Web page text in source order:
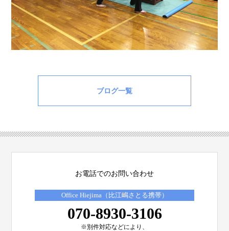
ブログ一覧
お電話でのお問い合わせ
Office Hiejima（比江嶋さとる携帯）
070-8930-3106
※別件対応などにより、